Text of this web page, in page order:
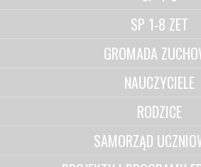
SP 1-8 ZET
GROMADA
NAUCZYCIELE
RODZICE
SAMORZĄD